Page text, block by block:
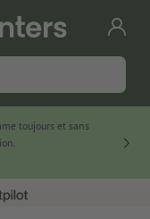
toujours et sans